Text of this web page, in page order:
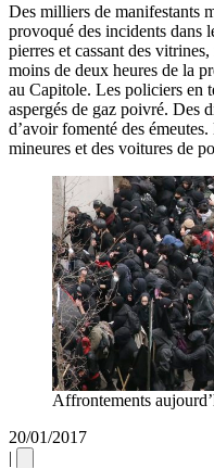
Des milliers de manifestants
provoqué des incidents dans
pierres et cassant des
moins de deux heures de la
au Capitole. Les policiers en
aspergés de gaz poivré. Des
d’avoir fomenté des
mineures et des voitures de
Affrontements
20/01/2017
|